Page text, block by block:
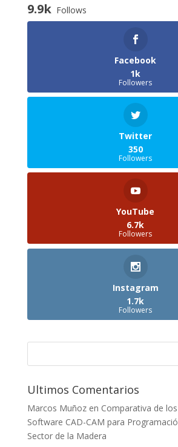
9.9k Follows
Facebook
1k
Followers
Twitter
350
Followers
YouTube
6.7k
Followers
Instagram
1.7k
Followers
Ultimos Comentarios
Marcos Muñozen Comparativa de
Software CAD-CAM para
Sector de la Madera